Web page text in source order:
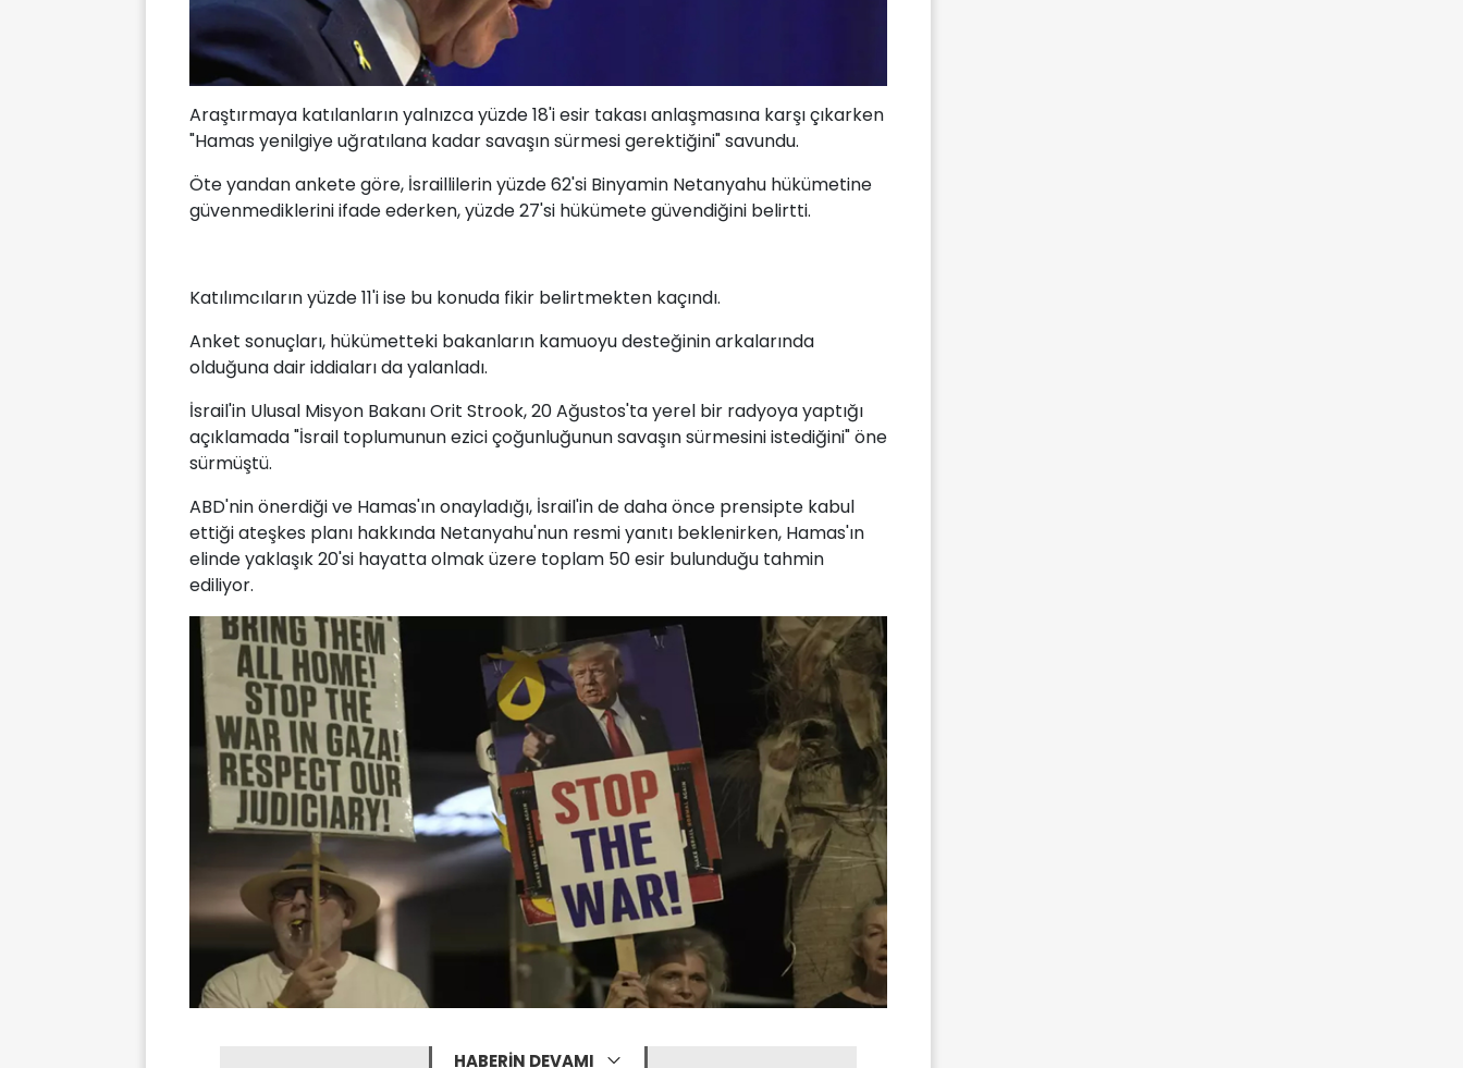
Araştırmaya katılanların yalnızca yüzde 18'i esir takası anlaşmasına karşı çıkarken
"Hamas yenilgiye uğratılana kadar savaşın sürmesi gerektiğini" savundu.
Öte yandan ankete göre, İsraillilerin yüzde 62'si Binyamin Netanyahu hükümetine
güvenmediklerini ifade ederken, yüzde 27'si hükümete güvendiğini belirtti.
Katılımcıların yüzde 11'i ise bu konuda fikir belirtmekten kaçındı.
Anket sonuçları, hükümetteki bakanların kamuoyu desteğinin arkalarında
olduğuna dair iddiaları da yalanladı.
İsrail'in Ulusal Misyon Bakanı Orit Strook, 20 Ağustos'ta yerel bir radyoya yaptığı
açıklamada "İsrail toplumunun ezici çoğunluğunun savaşın sürmesini istediğini" öne
sürmüştü.
ABD'nin önerdiği ve Hamas'ın onayladığı, İsrail'in de daha önce prensipte kabul
ettiği ateşkes planı hakkında Netanyahu'nun resmi yanıtı beklenirken, Hamas'ın
elinde yaklaşık 20'si hayatta olmak üzere toplam 50 esir bulunduğu tahmin
ediliyor.
HABERİN DEVAMI